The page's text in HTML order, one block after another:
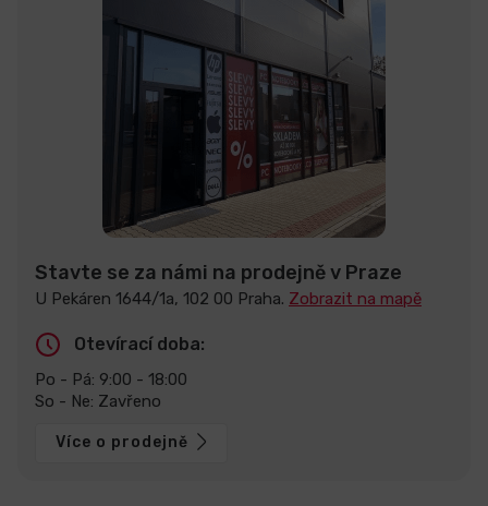
Stavte se za námi na prodejně v Praze
U Pekáren 1644/1a, 102 00 Praha. Zobrazit na mapě
Otevírací doba:
Po - Pá: 9:00 - 18:00
So - Ne: Zavřeno
Více o prodejně